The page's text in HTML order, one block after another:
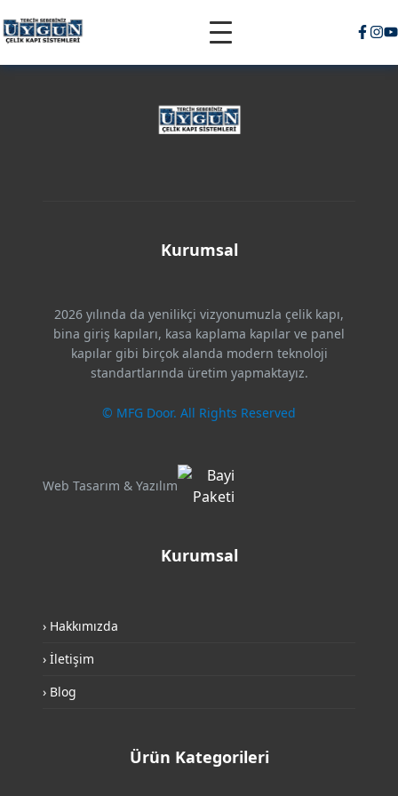
Kurumsal
2026 yılında da yenilikçi vizyonumuzla çelik kapı,
bina giriş kapıları, kasa kaplama kapılar ve panel
kapılar gibi birçok alanda modern teknoloji
standartlarında üretim yapmaktayız.
© MFG Door. All Rights Reserved
Web Tasarım & Yazılım
Kurumsal
› Hakkımızda
› İletişim
› Blog
Ürün Kategorileri